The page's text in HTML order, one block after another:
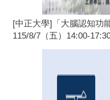
[中正大學]「大腦認知功
115/8/7（五）14:00-